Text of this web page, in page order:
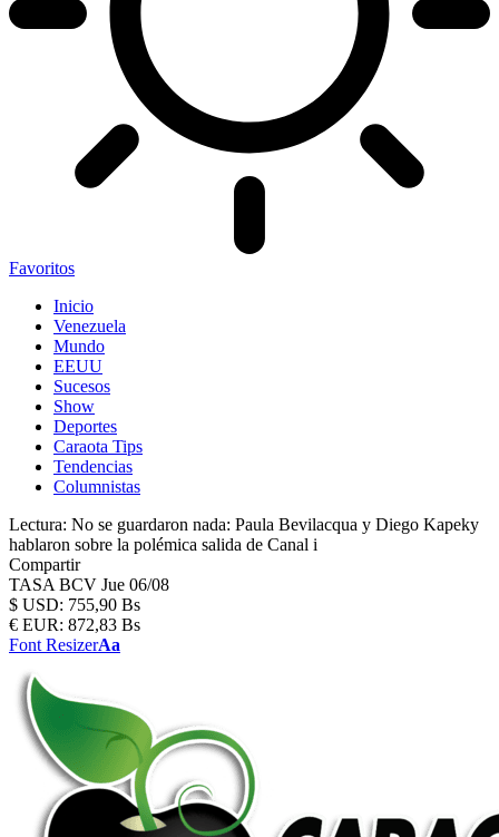
Favoritos
Inicio
Venezuela
Mundo
EEUU
Sucesos
Show
Deportes
Caraota Tips
Tendencias
Columnistas
Lectura: No se guardaron nada: Paula Bevilacqua y Diego Kapeky
hablaron sobre la polémica salida de Canal i
Compartir
TASA BCV Jue 06/08
$ USD: 755,90 Bs
€ EUR: 872,83 Bs
Font ResizerAa